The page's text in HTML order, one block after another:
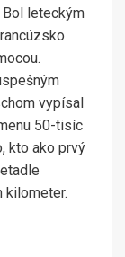
Bol leteckým
vypísal
50-tisíc
kto ako prvý
kilometer.